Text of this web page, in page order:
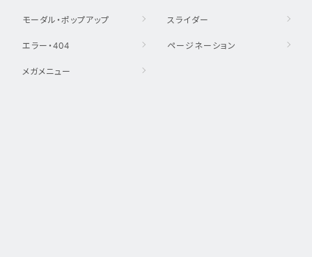
モーダル・ポップアップ
エラー・404
メガメニュー
スライダー
ページネーション